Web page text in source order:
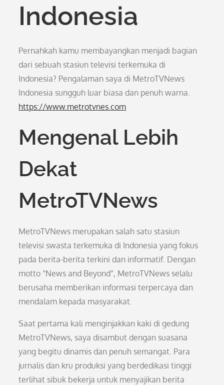
Indonesia
Pernahkah kamu membayangkan menjadi bagian
dari sebuah stasiun televisi terkemuka di
Indonesia? Pengalaman saya di MetroTVNews
Indonesia sungguh luar biasa dan penuh warna.
https://www.metrotvnes.com
Mengenal Lebih
Dekat
MetroTVNews
MetroTVNews merupakan salah satu stasiun
televisi swasta terkemuka di Indonesia yang fokus
pada berita-berita terkini dan informatif. Dengan
motto “News and Beyond”, MetroTVNews selalu
berusaha memberikan informasi terpercaya dan
mendalam kepada masyarakat.
Saat pertama kali menginjakkan kaki di gedung
MetroTVNews, saya disambut dengan suasana
yang begitu dinamis dan penuh semangat. Para
jurnalis dan kru produksi yang berdedikasi tinggi
terlihat sibuk bekerja untuk menyajikan berita